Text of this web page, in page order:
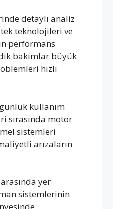
detaylı analiz
teknolojileri ve
performans
bakımlar büyük
hızlı
kullanım
sırasında motor
sistemleri
arızaların
yer
sistemlerinin